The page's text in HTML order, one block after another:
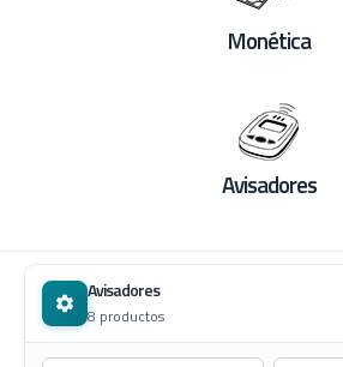
Monética
Avisadores
Avisadores
8 productos